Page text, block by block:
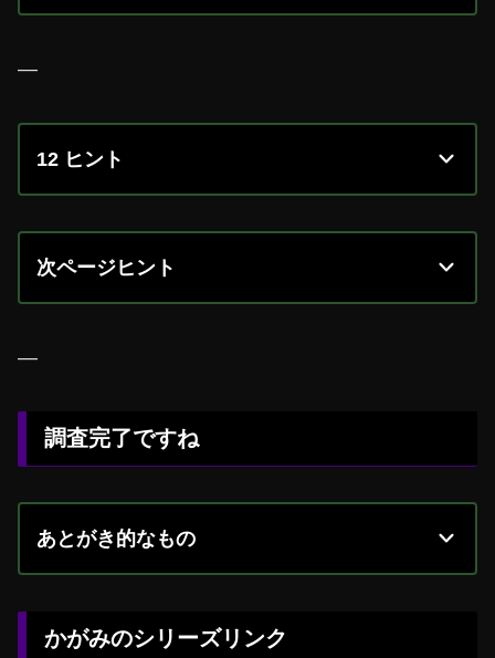
—
12 ヒント
次ページヒント
—
調査完了ですね
あとがき的なもの
かがみのシリーズリンク